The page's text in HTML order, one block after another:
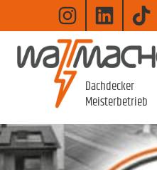
Hauptinhalt
wechseln
Dachdecker
Meisterbetrieb